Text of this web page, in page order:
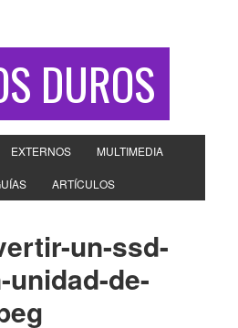
DUROS
EXTERNOS MULTIMEDIA
ARTÍCULOS
un-ssd-
de-